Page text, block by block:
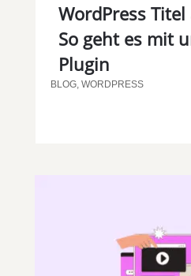
WordPress
So geht es mit
Plugin
BLOG, WORDPRESS